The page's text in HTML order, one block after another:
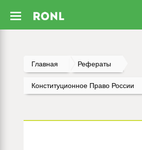
Главная Рефераты
Конституционное Право России